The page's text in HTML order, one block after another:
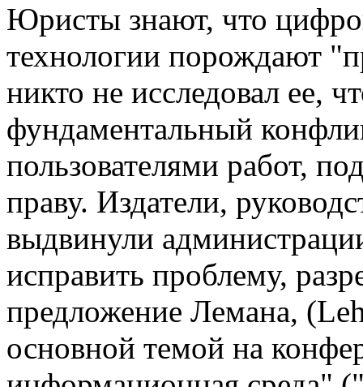
Юристы знают, что
технологии порождают
никто не исследовал ее,
фундаментальный
пользователями работ,
праву. Издатели,
выдвинули
исправить проблему,
предложение Лемана,
основной темой на